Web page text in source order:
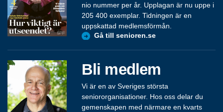
nio nummer per år. Upplagan är nu uppe i
205 400 exemplar. Tidningen är en
uppskattad medlemsförmån.
Gå till senioren.se
Bli medlem
Vi är en av Sveriges största
seniororganisationer. Hos oss delar du
gemenskapen med närmare en kvarts